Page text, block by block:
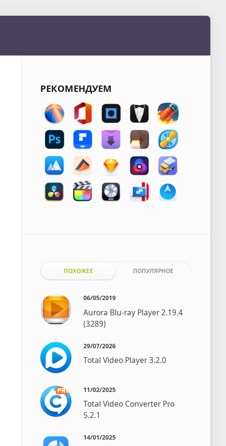
РЕКОМЕНДУЕМ
ПОХОЖЕЕ ПОПУЛЯРНОЕ
06/05/2019
Aurora Blu-ray Player 2.19.4
(3289)
29/07/2026
Total Video Player 3.2.0
11/02/2025
Total Video Converter Pro
5.2.1
14/01/2025